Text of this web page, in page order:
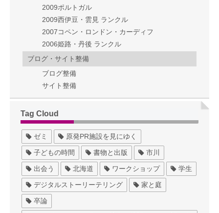
2009ポルトガル
2009西伊豆・雲見 ランクル
2007コペン・ロンドン・カーディフ
2006姫路・丹後 ランクル
ブログ・サイト整備
ブログ整備
サイト整備
Tag Cloud
ゼミ 原発PR施設を見にゆく
子どもの時間 書物と出版 市川
出会う 北海道 ワークショップ 学生
デジタルストーリーテリング 家と庭
卒論